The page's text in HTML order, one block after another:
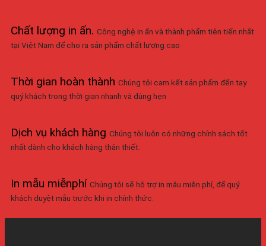
Chất lượng in ấn. Công nghệ in ấn và thành phẩm tiên tiến nhất
tại Việt Nam để cho ra sản phẩm chất lượng cao
Thời gian hoàn thành Chúng tôi cam kết sản phẩm đến tay
quý khách trong thời gian nhanh và đúng hẹn
Dịch vụ khách hàng Chúng tôi luôn có những chính sách tốt
nhất dành cho khách hàng thân thiết.
In mẫu miễnphí Chúng tôi sẽ hỗ trợ in mẫu miễn phí, để quý
khách duyệt mẫu trước khi in chính thức.